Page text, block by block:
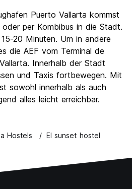
Puerto Vallarta kommst
per Kombibus in die Stadt.
20 Minuten. Um in andere
die AEF vom Terminal de
Innerhalb der Stadt
und Taxis fortbewegen. Mit
sowohl innerhalb als auch
alles leicht erreichbar.
Hostels El sunset hostel